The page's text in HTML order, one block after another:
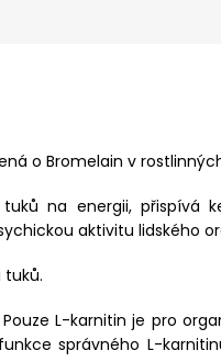
o Bromelain v
na energii, přispívá
aktivitu lidského
L-karnitin je pro
správného L-